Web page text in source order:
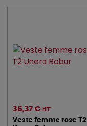
36,37 € HT
Veste femme rose T2